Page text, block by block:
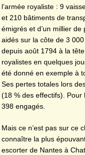
l’armée royaliste : 9
et 210 bâtiments de
émigrés et d’un millier de
aidés sur la côte de 3
depuis août 1794 à la
royalistes en quelques
été donné en exemple à
Ses pertes totales lors
(18 % des effectifs). Pour
398 engagés.
Mais ce n’est pas sur ce
connaître la plus
escorter de Nantes à